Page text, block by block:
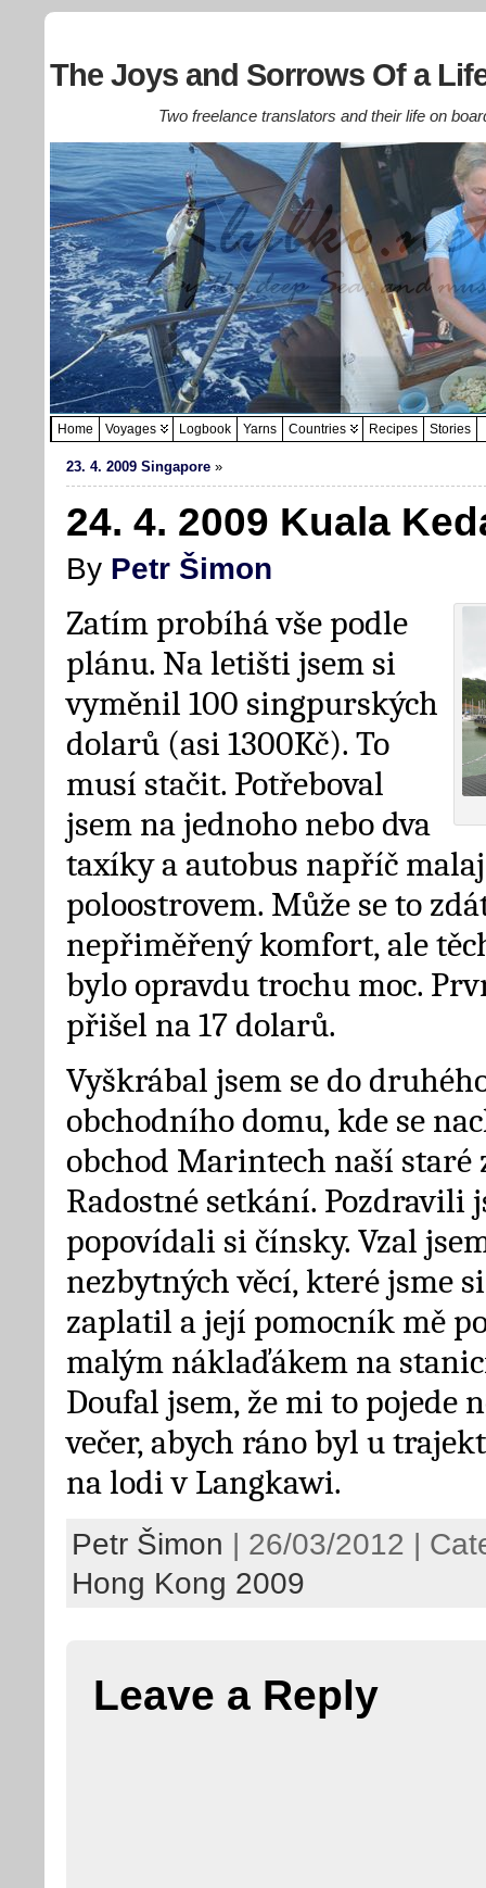
The Joys and Sorrows Of a
Two freelance translators and their life on
Home Voyages Logbook Yarns Countries Recipes Stories
23. 4. 2009 Singapore »
24. 4. 2009 Kuala
By Petr Šimon
Zatím probíhá vše podle
plánu. Na letišti jsem si
vyměnil 100 singpurských
dolarů (asi 1300Kč). To
musí stačit. Potřeboval
jsem na jednoho nebo dva
taxíky a autobus napříč
poloostrovem. Může se to
nepřiměřený komfort, ale
bylo opravdu trochu moc.
přišel na 17 dolarů.
Vyškrábal jsem se do
obchodního domu, kde se
obchod Marintech naší staré
Radostné setkání. Pozdravili
popovídali si čínsky. Vzal
nezbytných věcí, které jsme
zaplatil a její pomocník mě
malým náklaďákem na
Doufal jsem, že mi to pojede
večer, abych ráno byl u
na lodi v Langkawi.
Petr Šimon | 26/03/2012 |
Hong Kong 2009
Leave a Reply